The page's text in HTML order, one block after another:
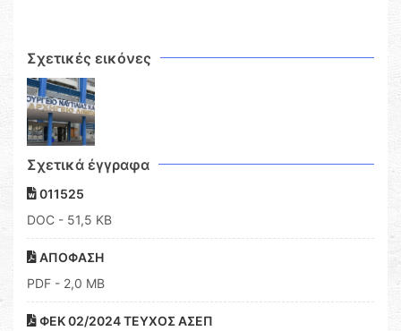
Σχετικές εικόνες
Σχετικά έγγραφα
011525
DOC - 51,5 KB
ΑΠΟΦΑΣΗ
PDF - 2,0 MB
ΦΕΚ 02/2024 ΤΕΥΧΟΣ ΑΣΕΠ